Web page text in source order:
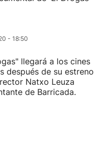
- 18:50
llegará a los cines
después de su estreno
Natxo Leuza
de Barricada.